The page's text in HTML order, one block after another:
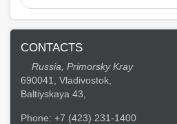
CONTACTS
Russia, Primorsky Kray
690041, Vladivostok,
Baltiyskaya 43,
Phone: +7 (423) 231-1400